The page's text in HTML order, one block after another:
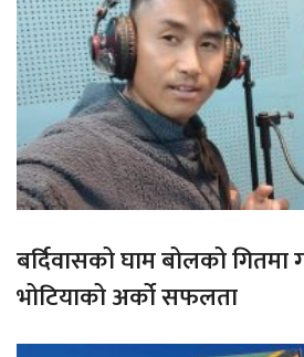
बर्दिवासको घाम बोलको
भोटियाको अर्को सफलता